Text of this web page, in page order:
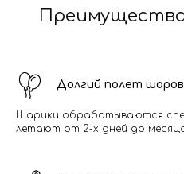
Долгий полет шаров
Шарики обрабатываются
летают от 2-х дней до